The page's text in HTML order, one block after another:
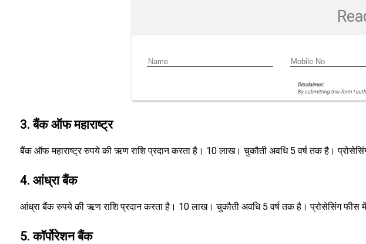
Disclaimer:
By submitting this form I
3. बैंक ऑफ महाराष्ट्र
बैंक ऑफ महाराष्ट्र रुपये की ऋण राशि प्रदान करता है। 10 लाख। चुकौती अवधि 5 वर्ष तक है।
4. आंध्रा बैंक
आंध्रा बैंक रुपये की ऋण राशि प्रदान करता है। 10 लाख। चुकौती अवधि 5 वर्ष तक है। प्रोसेसिंग फीस
5. कॉर्पोरेशन बैंक